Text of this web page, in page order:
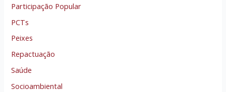
Participação Popular
PCTs
Peixes
Repactuação
Saúde
Socioambiental